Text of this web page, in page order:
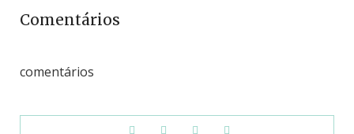
Comentários
comentários